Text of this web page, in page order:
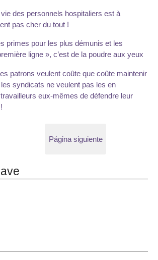
vie des personnels hospitaliers est à
pas cher du tout !
primes pour les plus démunis et les
ligne », c’est de la poudre aux yeux
patrons veulent coûte que coûte maintenir
syndicats ne veulent pas les en
eux-mêmes de défendre leur
Página siguiente